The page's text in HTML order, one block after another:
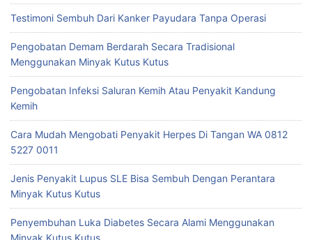
Testimoni Sembuh Dari Kanker Payudara Tanpa Operasi
Pengobatan Demam Berdarah Secara Tradisional
Menggunakan Minyak Kutus Kutus
Pengobatan Infeksi Saluran Kemih Atau Penyakit Kandung
Kemih
Cara Mudah Mengobati Penyakit Herpes Di Tangan WA 0812
5227 0011
Jenis Penyakit Lupus SLE Bisa Sembuh Dengan Perantara
Minyak Kutus Kutus
Penyembuhan Luka Diabetes Secara Alami Menggunakan
Minyak Kutus Kutus